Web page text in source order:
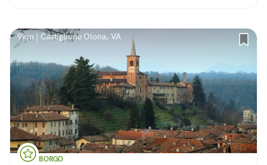
9km | Castiglione Olona, VA
BORGO